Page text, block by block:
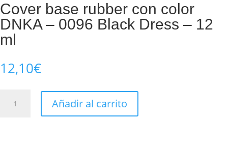
Cover base rubber con color
DNKA – 0096 Black Dress – 12
ml
12,10€
base
Añadir al carrito